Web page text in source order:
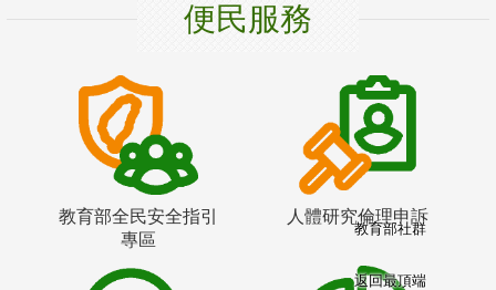
便民服務
教育部全民安全指引
專區
人體研究倫理申訴
教育部社群
返回最頂端